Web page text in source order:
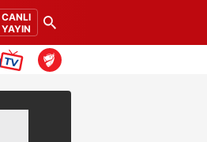
CANLI
YAYIN